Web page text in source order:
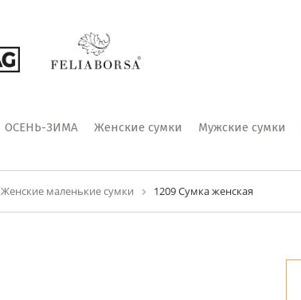
ОСЕНЬ-ЗИМА Женские сумки Мужские сумки
Женские маленькие сумки 1209 Сумка женская